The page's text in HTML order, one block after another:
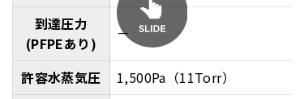
到達圧力
(PFPEあり)
－
許容水蒸気圧
1,500Pa（11Torr）